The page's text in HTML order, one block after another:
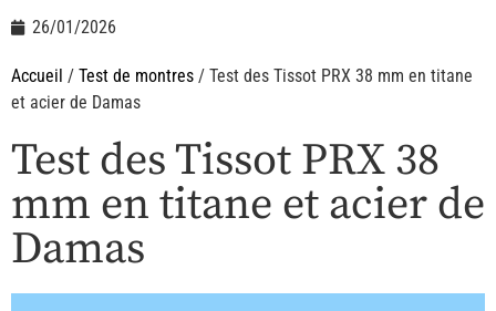
26/01/2026
Accueil / Test de montres / Test des Tissot PRX 38 mm en titane
et acier de Damas
Test des Tissot PRX 38
mm en titane et acier de
Damas